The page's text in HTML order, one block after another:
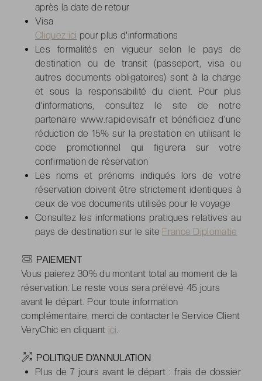
après la date de retour
Visa
Cliquez ici pour plus d'informations
Les formalités en vigueur selon le pays de
destination ou de transit (passeport, visa ou
autres documents obligatoires) sont à la charge
et sous la responsabilité du client. Pour plus
d'informations, consultez le site de notre
partenaire www.rapidevisa.fr et bénéficiez d'une
réduction de 15% sur la prestation en utilisant le
code promotionnel qui figurera sur votre
confirmation de réservation
Les noms et prénoms indiqués lors de votre
réservation doivent être strictement identiques à
ceux de vos documents utilisés pour le voyage
Consultez les informations pratiques relatives au
pays de destination sur le site France Diplomatie
PAIEMENT
Vous paierez 30% du montant total au moment de la
réservation. Le reste vous sera prélevé 45 jours
avant le départ. Pour toute information
complémentaire, merci de contacter le Service Client
VeryChic en cliquant ici.
POLITIQUE D'ANNULATION
Plus de 7 jours avant le départ :frais de dossier